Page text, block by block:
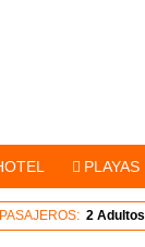
PLAYAS
PASAJEROS: 2 Adultos